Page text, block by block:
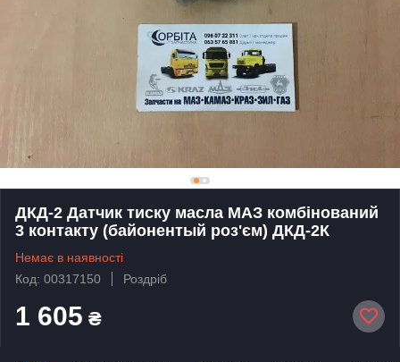
ДКД-2 Датчик тиску масла МАЗ комбінований
3 контакту (байонентый роз'єм) ДКД-2К
Немає в наявності
Код: 00317150
Роздріб
1 605 ₴